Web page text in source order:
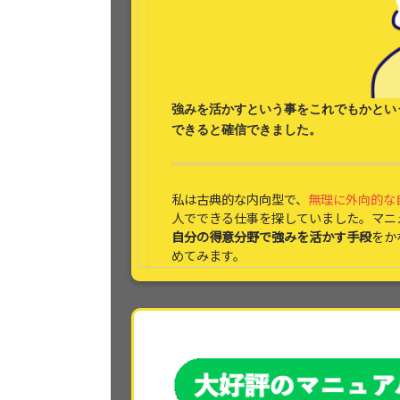
強みを活かすという事をこれでもかと
できると確信できました。
私は古典的な内向型で、 無理に外向的
人でできる仕事を探していました。マ
自分の得意分野で強みを活かす手段を
めてみます。